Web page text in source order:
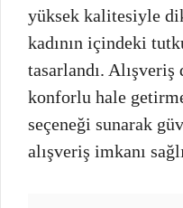
yüksek kalitesiyle
kadının içindeki
tasarlandı.
konforlu hale
seçeneği sunarak
alışveriş imkanı